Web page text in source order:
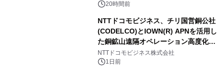
ートとして新たな魅力を発信。
20時間前
NTTドコモビジネス、チリ国営銅公社
(CODELCO)とIOWN(R) APNを活用し
た銅鉱山遠隔オペレーション高度化に
向けた調査・実証を開始
NTTドコモビジネス株式会社
1日前